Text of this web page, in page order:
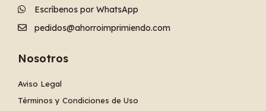
Escríbenos por WhatsApp
pedidos@ahorroimprimiendo.com
Nosotros
Aviso Legal
Términos y Condiciones de Uso